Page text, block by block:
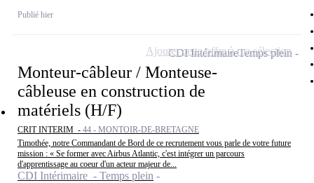
Publié hier
Monteur-câbleur / Monteuse-
câbleuse en construction de
matériels (H/F)
CRIT INTERIM - 44 - MONTOIR-DE-BRETAGNE
Timothée, notre Commandant de Bord de ce recrutement vous parle de votre future
mission : « Se former avec Airbus Atlantic, c'est intégrer un parcours
d'apprentissage au coeur d'un acteur majeur de...
CDI Intérimaire - Temps plein
CDI IntérimaireTemps plein
Ajouter cette offre à ma sélection